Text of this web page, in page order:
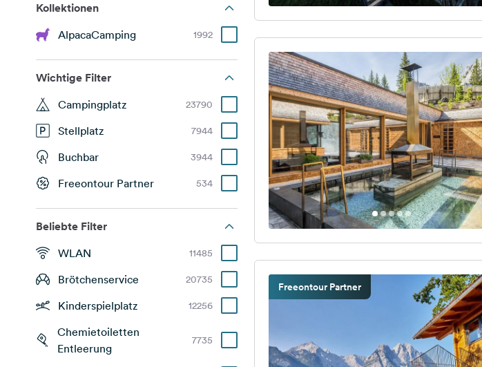
Kollektionen
AlpacaCamping 1992
Wichtige Filter
Campingplatz 23790
Stellplatz 7944
Buchbar 3944
Freeontour Partner 534
Beliebte Filter
WLAN 11485
Brötchenservice 20735
Kinderspielplatz 12256
Chemietoiletten
Entleerung
7735
Freeontour Partner